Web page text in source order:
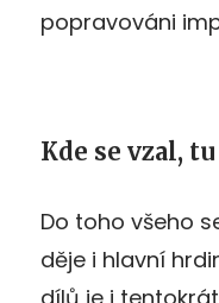
popravováni
Kde se vzal,
Do toho všeho
děje i hlavní